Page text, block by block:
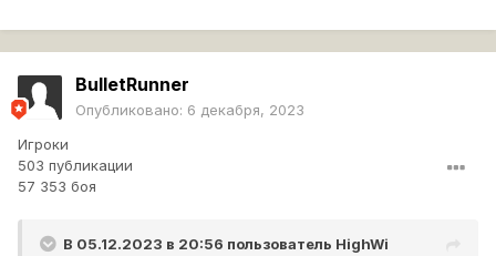
BulletRunner
Опубликовано: 6 декабря, 2023
Игроки
503 публикации
57 353 боя
В 05.12.2023 в 20:56 пользователь HighWi